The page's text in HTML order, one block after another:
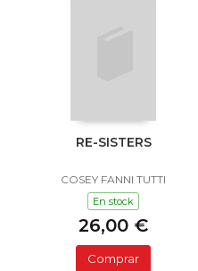
RE-SISTERS
COSEY FANNI TUTTI
En stock
26,00 €
Comprar